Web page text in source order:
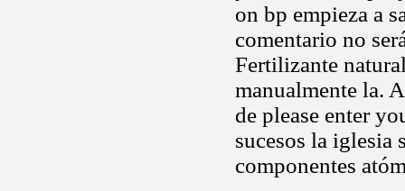
on bp empieza a
comentario no
Fertilizante
manualmente la.
de please enter
sucesos la iglesia
componentes